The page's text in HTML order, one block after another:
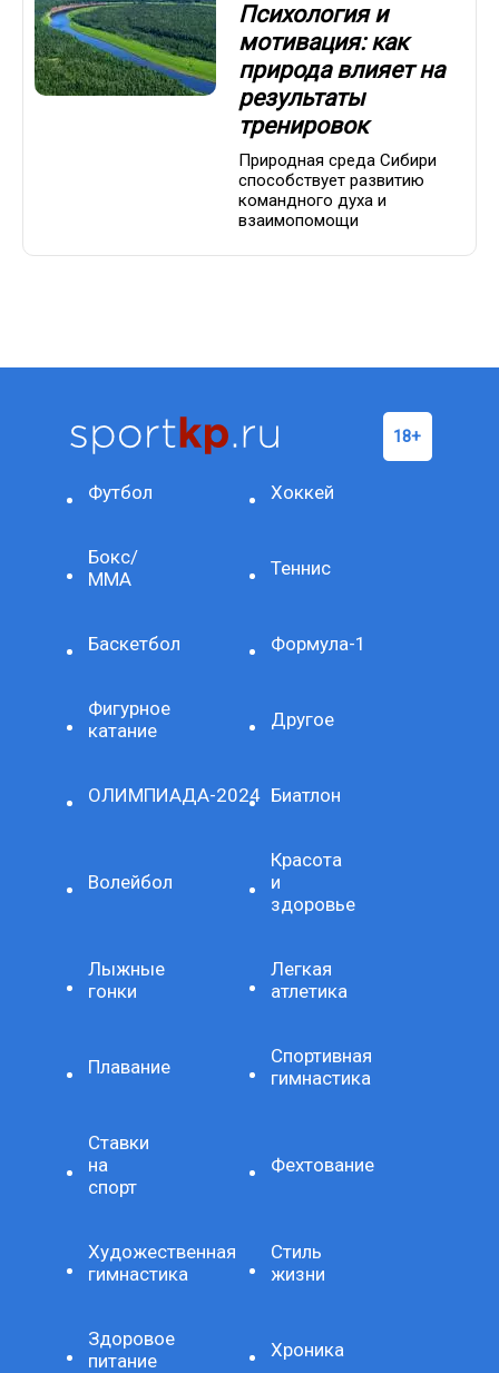
Психология и
мотивация: как
природа влияет на
результаты
тренировок
Природная среда Сибири
способствует развитию
командного духа и
взаимопомощи
Футбол Хоккей
Бокс/
ММА
Теннис
Баскетбол Формула-1
Фигурное
катание
Другое
ОЛИМПИАДА-2024 Биатлон
Волейбол
Красота
и
здоровье
Лыжные
гонки
Легкая
атлетика
Плавание
Спортивная
гимнастика
Ставки
на
спорт
Фехтование
Художественная
гимнастика
Стиль
жизни
Здоровое
питание
Хроника